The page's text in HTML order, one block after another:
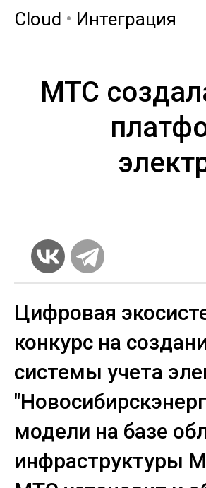
Cloud • Интеграция
МТС
Цифровая
конкурс на
системы учета
модели на базе
инфраструктуры